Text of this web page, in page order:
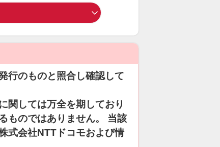
行のものと照合し確認して
関しては万全を期しており
ものではありません。 当該
式会社NTTドコモおよび情